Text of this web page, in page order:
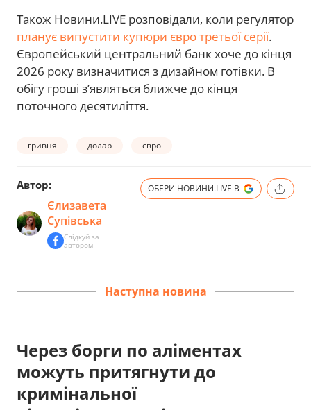
Також Новини.LIVE розповідали, коли регулятор
планує випустити купюри євро третьої серії.
Європейський центральний банк хоче до кінця
2026 року визначитися з дизайном готівки. В
обігу гроші з’являться ближче до кінця
поточного десятиліття.
гривня долар євро
Автор:
Єлизавета
Супівська
Слідкуй за
автором
ОБЕРИ НОВИНИ.LIVE В
Наступна новина
Через борги по аліментах
можуть притягнути до
кримінальної